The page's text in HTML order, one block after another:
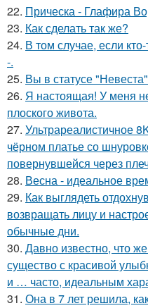
22. Прическа - Глафира
23. Как сделать так же?
24. В том случае, если
-.
25. Вы в статусе
26. Я настоящая! У меня
плоского живота.
27. Ультрареалистичное
чёрном платье со
повернувшейся через
28. Весна - идеальное
29. Как выглядеть
возвращать лицу и
обычные дни.
30. Давно известно, что
существо с красивой
и … часто, идеальным
31. Она в 7 лет решила,